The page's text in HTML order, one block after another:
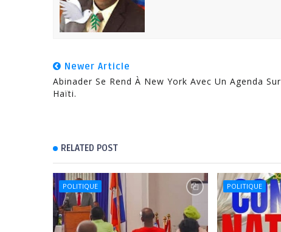
Newer Article
Abinader Se Rend À New York Avec Un Agenda Sur
Haïti.
RELATED POST
POLITIQUE POLITIQUE